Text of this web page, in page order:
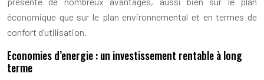
économique que sur le plan environnemental et en termes de
confort d’utilisation.
Economies d’energie : un investissement rentable à long
terme